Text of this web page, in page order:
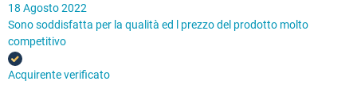
18 Agosto 2022
Sono soddisfatta per la qualità ed l prezzo del prodotto molto
competitivo
Acquirente verificato